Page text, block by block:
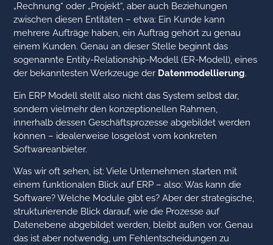
„Rechnung“ oder „Projekt“, aber auch Beziehungen
zwischen diesen Entitäten – etwa: Ein Kunde kann
mehrere Aufträge haben, ein Auftrag gehört zu genau
einem Kunden. Genau an dieser Stelle beginnt das
sogenannte Entity-Relationship-Modell (ER-Modell), eines
der bekanntesten Werkzeuge der Datenmodellierung.
Ein ERP Modell stellt also nicht das System selbst dar,
sondern vielmehr den konzeptionellen Rahmen,
innerhalb dessen Geschäftsprozesse abgebildet werden
können – idealerweise losgelöst vom konkreten
Softwareanbieter.
Was wir oft sehen, ist: Viele Unternehmen starten mit
einem funktionalen Blick auf ERP – also: Was kann die
Software? Welche Module gibt es? Aber der strategische,
strukturierende Blick darauf, wie die Prozesse auf
Datenebene abgebildet werden, bleibt außen vor. Genau
das ist aber notwendig, um Fehlentscheidungen zu